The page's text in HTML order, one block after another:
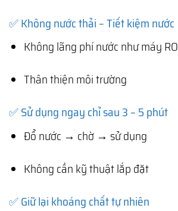
✅ Không nước thải – Tiết kiệm nước
Không lãng phí nước như máy RO
Thân thiện môi trường
✅ Sử dụng ngay chỉ sau 3 – 5 phút
Đổ nước → chờ → sử dụng
Không cần kỹ thuật lắp đặt
✅ Giữ lại khoáng chất tự nhiên